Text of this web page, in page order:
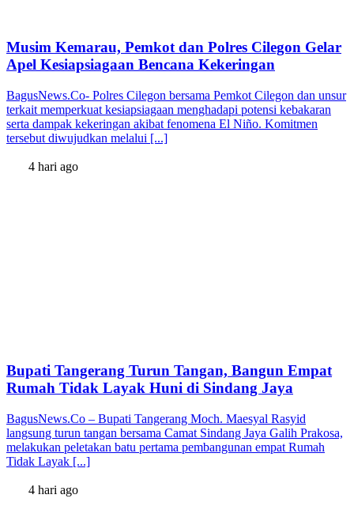
Musim Kemarau, Pemkot dan Polres Cilegon Gelar
Apel Kesiapsiagaan Bencana Kekeringan
BagusNews.Co- Polres Cilegon bersama Pemkot Cilegon dan unsur
terkait memperkuat kesiapsiagaan menghadapi potensi kebakaran
serta dampak kekeringan akibat fenomena El Niño. Komitmen
tersebut diwujudkan melalui [...]
4 hari ago
Bupati Tangerang Turun Tangan, Bangun Empat
Rumah Tidak Layak Huni di Sindang Jaya
BagusNews.Co – Bupati Tangerang Moch. Maesyal Rasyid
langsung turun tangan bersama Camat Sindang Jaya Galih Prakosa,
melakukan peletakan batu pertama pembangunan empat Rumah
Tidak Layak [...]
4 hari ago